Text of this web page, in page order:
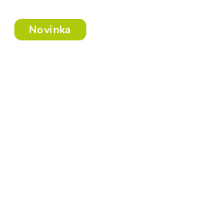
Novinka